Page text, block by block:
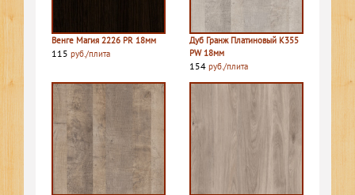
Венге Магия 2226 PR 18мм
115 руб./плита
Дуб Гранж Платиновый K355
PW 18мм
154 руб./плита